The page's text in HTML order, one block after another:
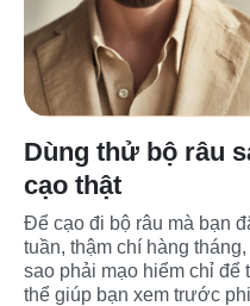
Dùng thử bộ râu
cạo thật
Để cạo đi bộ râu mà bạn
tuần, thậm chí hàng
sao phải mạo hiểm chỉ để
thể giúp bạn xem trước